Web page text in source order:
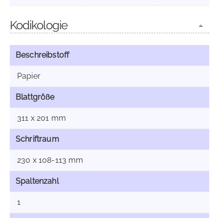
Kodikologie
Beschreibstoff
Papier
Blattgröße
311 x 201 mm
Schriftraum
230 x 108-113 mm
Spaltenzahl
1